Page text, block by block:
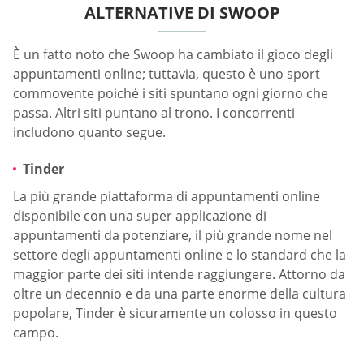
ALTERNATIVE DI SWOOP
È un fatto noto che Swoop ha cambiato il gioco degli
appuntamenti online; tuttavia, questo è uno sport
commovente poiché i siti spuntano ogni giorno che
passa. Altri siti puntano al trono. I concorrenti
includono quanto segue.
Tinder
La più grande piattaforma di appuntamenti online
disponibile con una super applicazione di
appuntamenti da potenziare, il più grande nome nel
settore degli appuntamenti online e lo standard che la
maggior parte dei siti intende raggiungere. Attorno da
oltre un decennio e da una parte enorme della cultura
popolare, Tinder è sicuramente un colosso in questo
campo.